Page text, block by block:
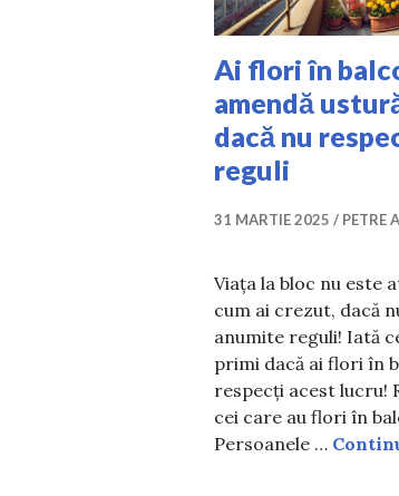
Ai flori în
amendă
dacă nu
reguli
31 MARTIE 2025 PETRE
Viața la bloc nu este
cum ai crezut, dacă
anumite reguli! Iată
primi dacă ai flori în
respecți acest lucru!
cei care au flori în
Persoanele …